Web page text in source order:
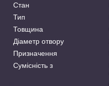
Стан
Тип
Товщина
Діаметр отвору
Призначення
Сумісність з